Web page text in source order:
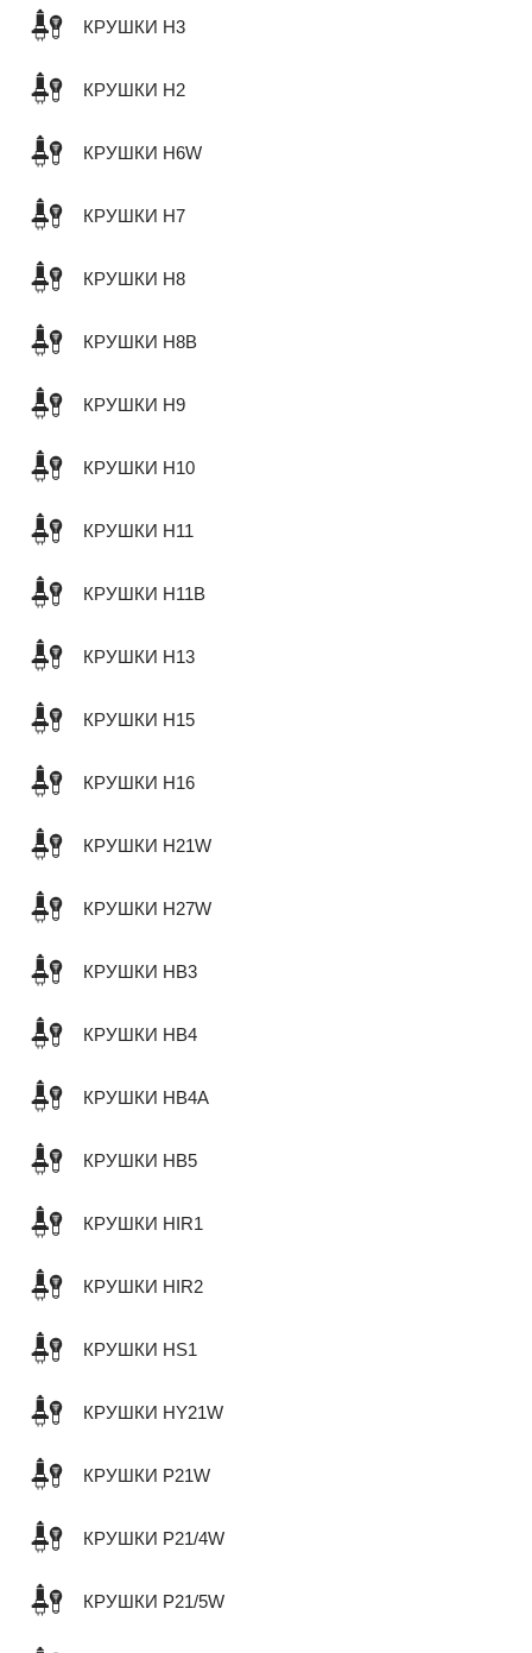
КРУШКИ H3
КРУШКИ H2
КРУШКИ H6W
КРУШКИ H7
КРУШКИ H8
КРУШКИ H8B
КРУШКИ H9
КРУШКИ H10
КРУШКИ H11
КРУШКИ H11B
КРУШКИ H13
КРУШКИ H15
КРУШКИ H16
КРУШКИ H21W
КРУШКИ H27W
КРУШКИ HB3
КРУШКИ HB4
КРУШКИ HB4A
КРУШКИ HB5
КРУШКИ HIR1
КРУШКИ HIR2
КРУШКИ HS1
КРУШКИ HY21W
КРУШКИ P21W
КРУШКИ P21/4W
КРУШКИ P21/5W